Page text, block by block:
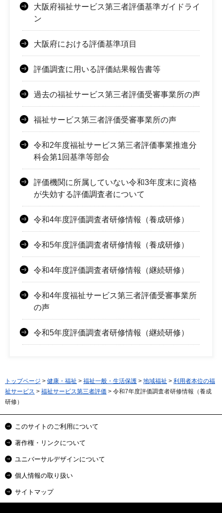
大阪府福祉サービス第三者評価基準ガイドライ
ン
大阪府における評価基準項目
評価調査に用いる評価結果報告書等
過去の福祉サービス第三者評価受審事業所の声
福祉サービス第三者評価受審事業所の声
令和2年度福祉サービス第三者評価事業推進分
科会第1回基準等部会
評価機関に所属していない令和3年度末に資格
が失効する評価調査者について
令和4年度評価調査者研修情報（養成研修）
令和5年度評価調査者研修情報（養成研修）
令和4年度評価調査者研修情報（継続研修）
令和4年度福祉サービス第三者評価受審事業所
の声
令和5年度評価調査者研修情報（継続研修）
トップページ > 健康・福祉 > 福祉一般・生活保護 > 地域福祉 > 利用者本位の福
祉サービス > 福祉サービス第三者評価 > 令和7年度評価調査者研修情報（養成
研修）
このサイトのご利用について
著作権・リンクについて
ユニバーサルデザインについて
個人情報の取り扱い
サイトマップ